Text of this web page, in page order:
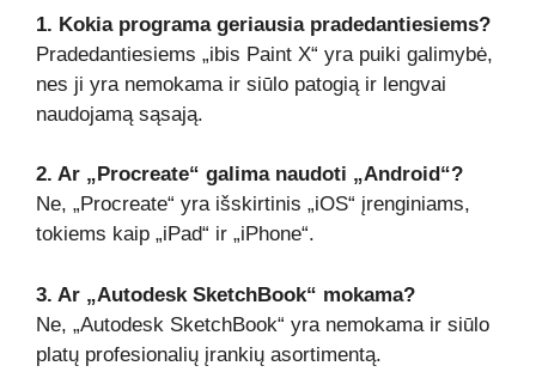
1. Kokia programa geriausia pradedantiesiems?
Pradedantiesiems „ibis Paint X“ yra puiki galimybė,
nes ji yra nemokama ir siūlo patogią ir lengvai
naudojamą sąsają.
2. Ar „Procreate“ galima naudoti „Android“?
Ne, „Procreate“ yra išskirtinis „iOS“ įrenginiams,
tokiems kaip „iPad“ ir „iPhone“.
3. Ar „Autodesk SketchBook“ mokama?
Ne, „Autodesk SketchBook“ yra nemokama ir siūlo
platų profesionalių įrankių asortimentą.